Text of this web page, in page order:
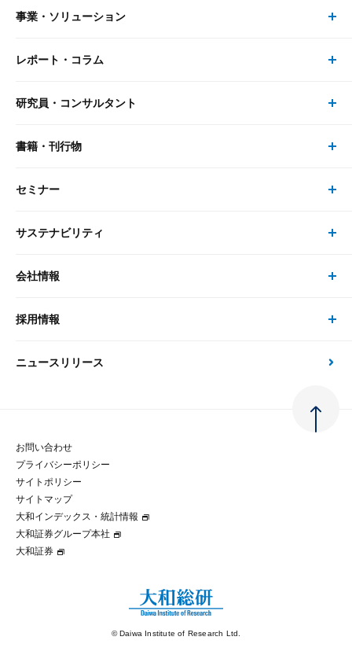
事業・ソリューション
事業・ソリューション トップ
リサーチ
大和総研の強み
先端テクノロジーに基づく新たな価値の創出
レポート・コラム
レポート・コラム トップ
最新のレポート・コラム
政策分析
金融経済教育等
コラム
大和インデックス・統計情報
研究員・コンサルタント
研究員・コンサルタント トップ
研究員
書籍・刊行物
書籍・刊行物 トップ
書籍
セミナー
セミナー トップ
現在受付中のセミナー・イベント
サステナビリティ
サステナビリティの取り組み
次世代社会への貢献
マルチステークホルダー方針
パートナーシップ構築宣言
会社情報
会社情報 トップ
会社概要・役員一覧
大和総研の歩み
グループ会社
採用情報
採用情報 トップ
経験者採用
ニュースリリース
お問い合わせ
プライバシーポリシー
サイトポリシー
サイトマップ
大和インデックス・統計情報
大和証券グループ本社
大和証券
© Daiwa Institute of Research Ltd.